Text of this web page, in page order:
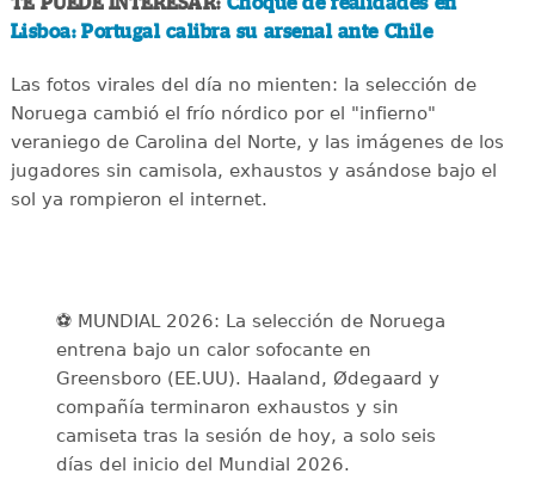
Lisboa: Portugal calibra su arsenal ante Chile
Las fotos virales del día no mienten: la selección de
Noruega cambió el frío nórdico por el "infierno"
veraniego de Carolina del Norte, y las imágenes de los
jugadores sin camisola, exhaustos y asándose bajo el
sol ya rompieron el internet.
⚽️ MUNDIAL 2026: La selección de Noruega
entrena bajo un calor sofocante en
Greensboro (EE.UU). Haaland, Ødegaard y
compañía terminaron exhaustos y sin
camiseta tras la sesión de hoy, a solo seis
días del inicio del Mundial 2026.